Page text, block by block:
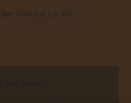
GmbH & Co. KG